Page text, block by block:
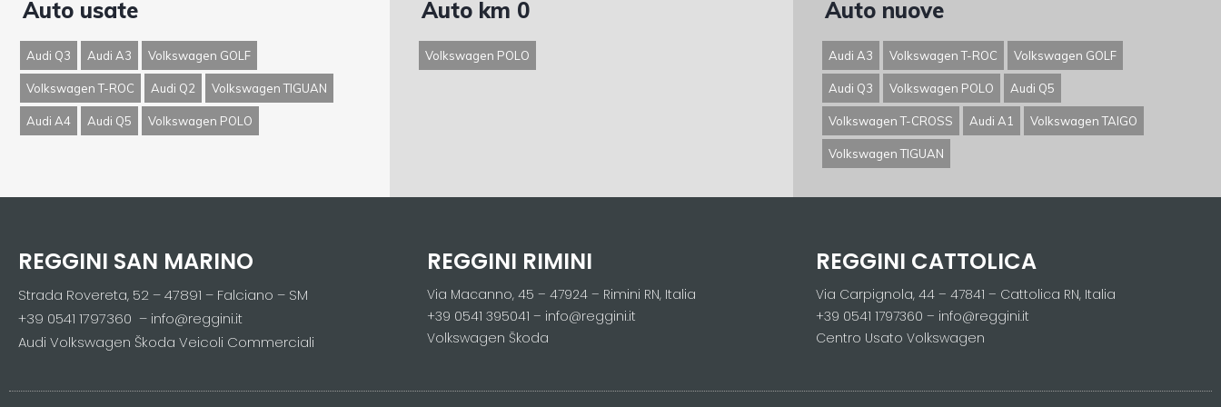
Auto usate
Audi Q3 Audi A3 Volkswagen GOLF
Volkswagen T-ROC Audi Q2 Volkswagen TIGUAN
Audi A4 Audi Q5 Volkswagen POLO
Auto km 0
Volkswagen POLO
Auto nuove
Audi A3 Volkswagen T-ROC Volkswagen GOLF
Audi Q3 Volkswagen POLO Audi Q5
Volkswagen T-CROSS Audi A1 Volkswagen TAIGO
Volkswagen TIGUAN
REGGINI SAN MARINO
Strada Rovereta, 52 – 47891 – Falciano – SM
+39 0541 1797360 – info@reggini.it
Audi Volkswagen Škoda Veicoli Commerciali
REGGINI RIMINI
Via Macanno, 45 – 47924 – Rimini RN, Italia
+39 0541 395041 – info@reggini.it
Volkswagen Škoda
REGGINI CATTOLICA
Via Carpignola, 44 – 47841 – Cattolica RN, Italia
+39 0541 1797360 – info@reggini.it
Centro Usato Volkswagen